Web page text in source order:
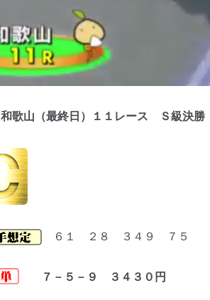
和歌山（最終日）１１レース Ｓ級決勝
６１ ２８ ３４９ ７５
７－５－９ ３４３０円